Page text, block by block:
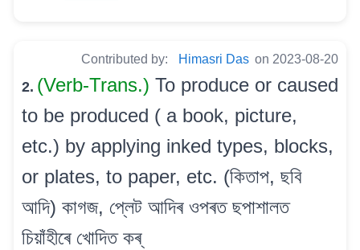
Contributed by: Himasri Das on 2023-08-20
2. (Verb-Trans.) To produce or caused
to be produced ( a book, picture,
etc.) by applying inked types, blocks,
or plates, to paper, etc. (কিতাপ, ছবি
আদি) কাগজ, প্লেট আদিৰ ওপৰত ছপাশালত
চিয়াঁহীৰে খোদিত কৰ্